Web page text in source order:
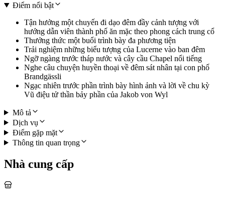
Điểm nổi bật
Tận hưởng một chuyến đi dạo đêm đầy cảnh tượng với
hướng dẫn viên thành phố ăn mặc theo phong cách trung cổ
Thưởng thức một buổi trình bày đa phương tiện
Trải nghiệm những biểu tượng của Lucerne vào ban đêm
Ngỡ ngàng trước tháp nước và cây cầu Chapel nổi tiếng
Nghe câu chuyện huyền thoại về đêm sát nhân tại con phố
Brandgässli
Ngạc nhiên trước phần trình bày hình ảnh và lời về chu kỳ
Vũ điệu tử thần bảy phần của Jakob von Wyl
Mô tả
Dịch vụ
Điểm gặp mặt
Thông tin quan trọng
Nhà cung cấp